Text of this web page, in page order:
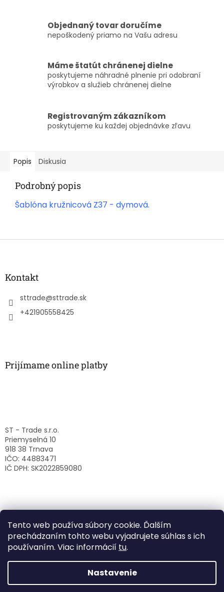
Tento web používa súbory cookie. Ďalším
prechádzaním tohto webu vyjadrujete súhlas s ich
používaním. Viac informácií tu.
Nastavenie
Objednaný tovar doručíme
nepoškodený priamo na Vašu adresu
Máme štatút chránenej dielne
poskytujeme náhradné plnenie pri odobraní
výrobkov a služieb chránenej dielne
Registrovaným zákazníkom
poskytujeme ku každej objednávke zľavu
Popis Diskusia
Podrobný popis
Šablóna kružnicová Z37 - dymová.
Z
Kontakt
sttrade@sttrade.sk
+421905558425
Prijímame online platby
ST - Trade s.r.o.
Priemyselná 10
918 38 Trnava
IČO: 44883471
IČ DPH: SK2022859080
Vytvoril Shoptet